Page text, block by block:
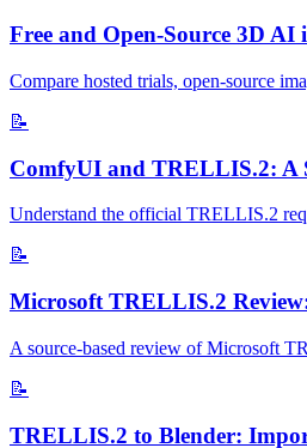
Free and Open-Source 3D
Compare hosted trials, open-source
📝
ComfyUI and TRELLIS.2: A
Understand the official TRELLIS.2
📝
Microsoft TRELLIS.2
A source-based review of Microsoft
📝
TRELLIS.2 to Blender: